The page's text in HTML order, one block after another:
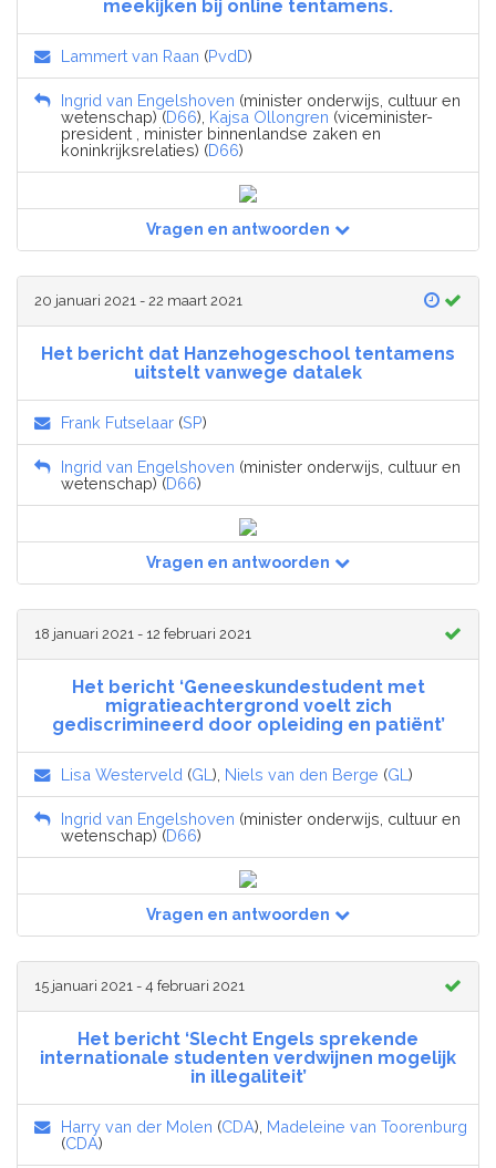
meekijken bij online tentamens.
Lammert van Raan (PvdD)
Ingrid van Engelshoven (minister onderwijs, cultuur en
wetenschap) (D66), Kajsa Ollongren (viceminister-
president , minister binnenlandse zaken en
koninkrijksrelaties) (D66)
Vragen en antwoorden
20 januari 2021 - 22 maart 2021
Het bericht dat Hanzehogeschool tentamens
uitstelt vanwege datalek
Frank Futselaar (SP)
Ingrid van Engelshoven (minister onderwijs, cultuur en
wetenschap) (D66)
Vragen en antwoorden
18 januari 2021 - 12 februari 2021
Het bericht ‘Geneeskundestudent met
migratieachtergrond voelt zich
gediscrimineerd door opleiding en patiënt’
Lisa Westerveld (GL ), Niels van den Berge (GL )
Ingrid van Engelshoven (minister onderwijs, cultuur en
wetenschap) (D66)
Vragen en antwoorden
15 januari 2021 - 4 februari 2021
Het bericht ‘Slecht Engels sprekende
internationale studenten verdwijnen mogelijk
in illegaliteit’
Harry van der Molen (CDA), Madeleine van Toorenburg
(CDA)